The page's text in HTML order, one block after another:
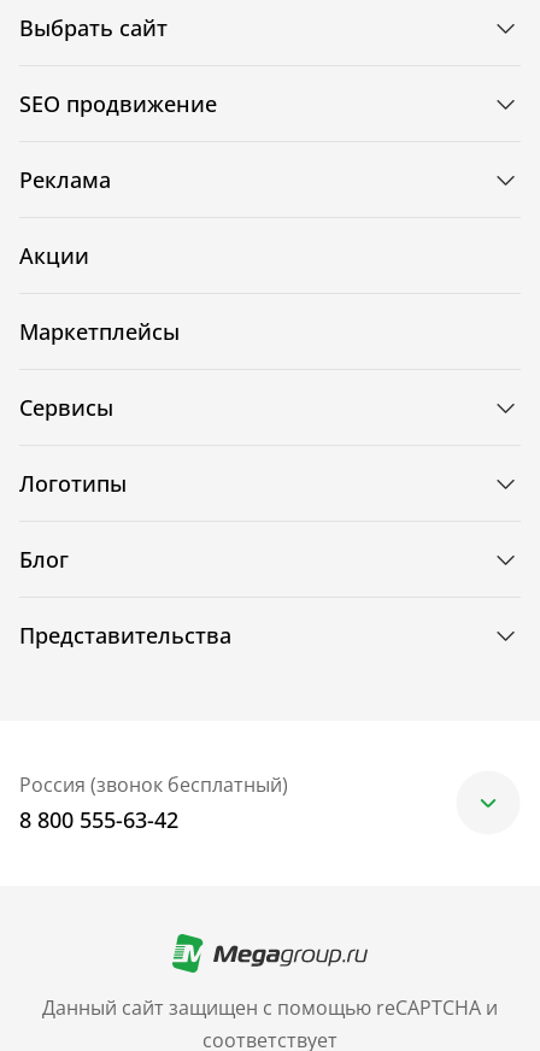
Данный сайт защищен с помощью reCAPTCHA и
соответствует
Выбрать сайт
SEO продвижение
Реклама
Акции
Маркетплейсы
Сервисы
Логотипы
Блог
Представительства
Россия (звонок бесплатный)
8 800 555-63-42
+7 (499) 705-30-10
Санкт-Петербург
+7 (812) 600-77-33